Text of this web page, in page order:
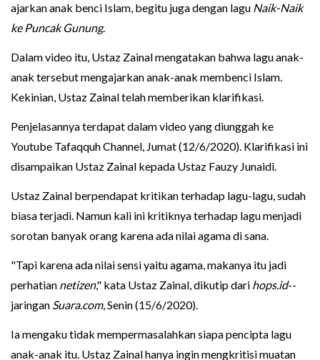
ajarkan anak benci Islam, begitu juga dengan lagu Naik-Naik
ke Puncak Gunung.
Dalam video itu, Ustaz Zainal mengatakan bahwa lagu anak-
anak tersebut mengajarkan anak-anak membenci Islam.
Kekinian, Ustaz Zainal telah memberikan klarifikasi.
Penjelasannya terdapat dalam video yang diunggah ke
Youtube Tafaqquh Channel, Jumat (12/6/2020). Klarifikasi ini
disampaikan Ustaz Zainal kepada Ustaz Fauzy Junaidi.
Ustaz Zainal berpendapat kritikan terhadap lagu-lagu, sudah
biasa terjadi. Namun kali ini kritiknya terhadap lagu menjadi
sorotan banyak orang karena ada nilai agama di sana.
"Tapi karena ada nilai sensi yaitu agama, makanya itu jadi
perhatian netizen," kata Ustaz Zainal, dikutip dari hops.id--
jaringan Suara.com, Senin (15/6/2020).
Ia mengaku tidak mempermasalahkan siapa pencipta lagu
anak-anak itu. Ustaz Zainal hanya ingin mengkritisi muatan